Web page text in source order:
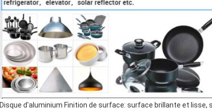
Disque d'aluminium Finition de surface: surface brillante et